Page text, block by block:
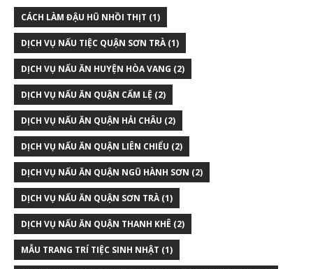
CÁCH LÀM ĐẬU HŨ NHỒI THỊT (1)
DỊCH VỤ NẤU TIỆC QUẬN SƠN TRÀ(1)
DỊCH VỤ NẤU ĂN HUYỆN HÒA VANG (2)
DỊCH VỤ NẤU ĂN QUẬN CẨM LỆ (2)
DỊCH VỤ NẤU ĂN QUẬN HẢI CHÂU (2)
DỊCH VỤ NẤU ĂN QUẬN LIÊN CHIỂU (2)
DỊCH VỤ NẤU ĂN QUẬN NGŨ HÀNH SƠN (2)
DỊCH VỤ NẤU ĂN QUẬN SƠN TRÀ(1)
DỊCH VỤ NẤU ĂN QUẬN THANH KHÊ (2)
MẪU TRANG TRÍ TIỆC SINH NHẬT (1)